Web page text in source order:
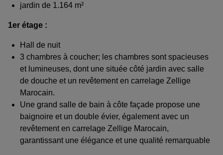
jardin de 1.164 m²
1er étage :
Hall de nuit
3 chambres à coucher; les chambres sont spacieuses
et lumineuses, dont une située côté jardin avec salle
de douche et un revêtement en carrelage Zellige
Marocain.
Une grand salle de bain à côte façade propose une
baignoire et un double évier, également avec un
revêtement en carrelage Zellige Marocain,
garantissant une élégance et une qualité remarquable